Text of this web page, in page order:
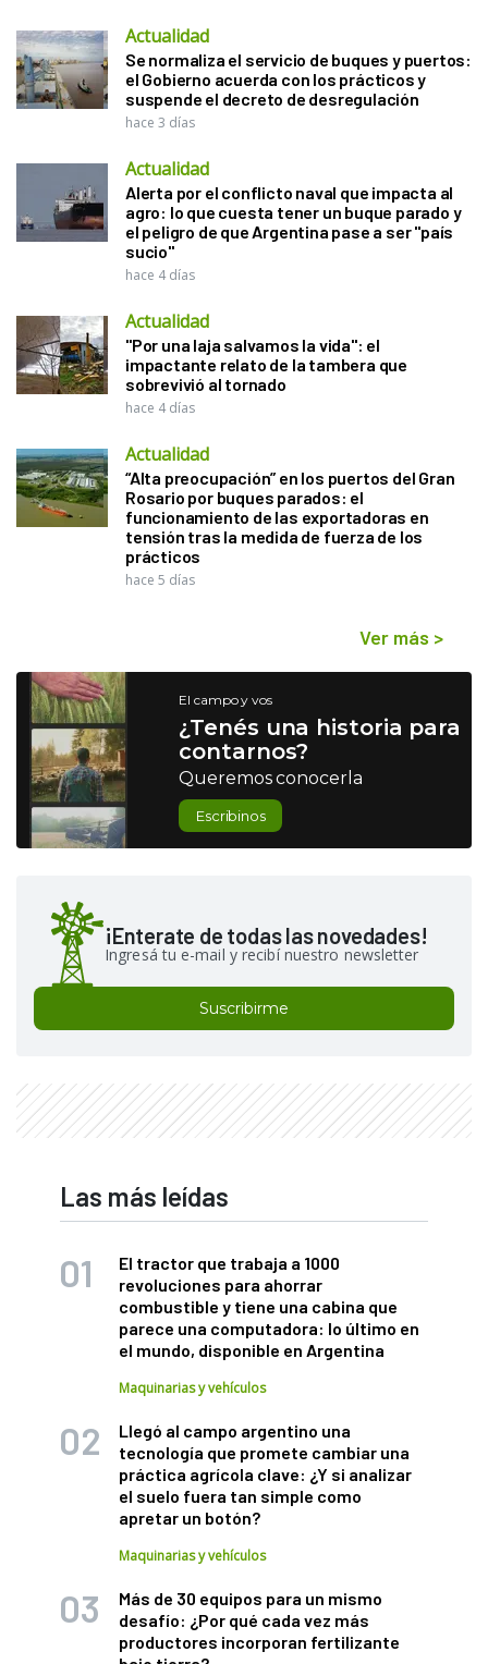
Actualidad
Se normaliza el servicio de buques y puertos:
el Gobierno acuerda con los prácticos y
suspende el decreto de desregulación
hace 3 días
Actualidad
Alerta por el conflicto naval que impacta al
agro: lo que cuesta tener un buque parado y
el peligro de que Argentina pase a ser "país
sucio"
hace 4 días
Actualidad
"Por una laja salvamos la vida": el
impactante relato de la tambera que
sobrevivió al tornado
hace 4 días
Actualidad
“Alta preocupación” en los puertos del Gran
Rosario por buques parados: el
funcionamiento de las exportadoras en
tensión tras la medida de fuerza de los
prácticos
hace 5 días
Ver más >
El campo y vos
¿Tenés una historia para
contarnos?
Queremos conocerla
Escribinos
¡Enterate de todas las novedades!
Ingresá tu e-mail y recibí nuestro newsletter
Suscribirme
Las más leídas
El tractor que trabaja a 1000
revoluciones para ahorrar
combustible y tiene una cabina que
parece una computadora: lo último en
el mundo, disponible en Argentina
Maquinarias y vehículos
Llegó al campo argentino una
tecnología que promete cambiar una
práctica agrícola clave: ¿Y si analizar
el suelo fuera tan simple como
apretar un botón?
Maquinarias y vehículos
Más de 30 equipos para un mismo
desafío: ¿Por qué cada vez más
productores incorporan fertilizante